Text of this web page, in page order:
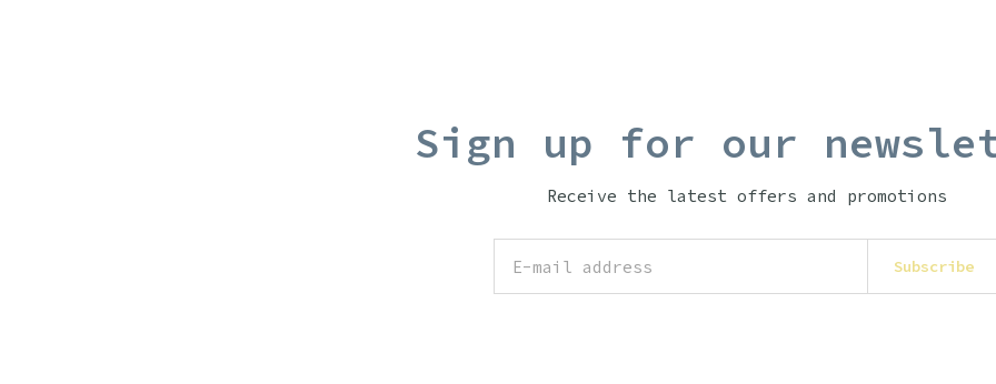
Sign up for our
Receive the latest offers and promotions
Subscribe